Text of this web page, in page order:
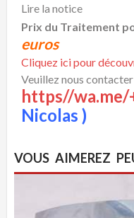
Lire la notice
Prix du Traitement
euros
Cliquez ici pour
Veuillez nous
https//
Nicolas )
VOUS AIMEREZ